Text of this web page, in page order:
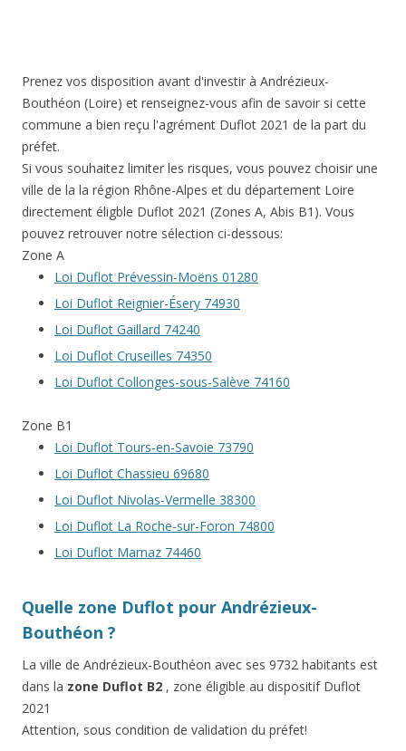
Prenez vos disposition avant d'investir à Andrézieux-
Bouthéon (Loire) et renseignez-vous afin de savoir si cette
commune a bien reçu l'agrément Duflot 2021 de la part du
préfet.
Si vous souhaitez limiter les risques, vous pouvez choisir une
ville de la la région Rhône-Alpes et du département Loire
directement éligble Duflot 2021 (Zones A, Abis B1). Vous
pouvez retrouver notre sélection ci-dessous:
Zone A
Loi Duflot Prévessin-Moëns 01280
Loi Duflot Reignier-Ésery 74930
Loi Duflot Gaillard 74240
Loi Duflot Cruseilles 74350
Loi Duflot Collonges-sous-Salève 74160
Zone B1
Loi Duflot Tours-en-Savoie 73790
Loi Duflot Chassieu 69680
Loi Duflot Nivolas-Vermelle 38300
Loi Duflot La Roche-sur-Foron 74800
Loi Duflot Marnaz 74460
Quelle zone Duflot pour Andrézieux-
Bouthéon ?
La ville de Andrézieux-Bouthéon avec ses 9732 habitants est
dans la zone Duflot B2 , zone éligible au dispositif Duflot
2021
Attention, sous condition de validation du préfet!